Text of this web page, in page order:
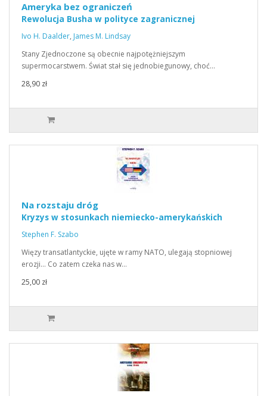
Ameryka bez ograniczeń
Rewolucja Busha w polityce zagranicznej
Ivo H. Daalder, James M. Lindsay
Stany Zjednoczone są obecnie najpotężniejszym
supermocarstwem. Świat stał się jednobiegunowy, choć…
28,90 zł
Na rozstaju dróg
Kryzys w stosunkach niemiecko-amerykańskich
Stephen F. Szabo
Więzy transatlantyckie, ujęte w ramy NATO, ulegają stopniowej
erozji… Co zatem czeka nas w…
25,00 zł